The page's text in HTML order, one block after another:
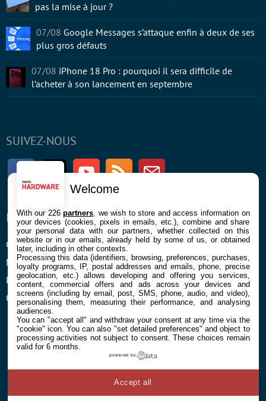
SUIVEZ-NOUS
FacebookTwitter Youtube RSS Newsletter
ENTREPRISE
Confidentialité et Cookies
Mentions légales et CGU
Préférences Cookies
Qui sommes nous
À PROPOS
Contact
pas la mise à jour ?
07/08 Google Messages s’attaque enfin à deux de ses
plus gros défauts
07/08 iPhone 18 Pro : pourquoi il sera difficile de
l’acheter à son lancement en septembre
Welcome
With our 226partners , we wish to store and access information on
your devices (cookies, pixels in emails, etc.), combine and share
your personal data with our partners, whether collected on this
website or in our emails, already held by some of us, or obtained
later, including in other contexts.
Processing this data (identifiers, browsing, preferences, purchases,
loyalty programs, IP, postal addresses and emails, phone, precise
geolocation, etc.) allows developing and offering you services,
content, commercial offers and ads across your devices and
screens (including by email, post, SMS, phone, audio, and video),
personalising them, measuring their performance, and analysing
audiences.
You can "accept all" and withdraw your consent at any time via the
"cookie" icon. You can also "set detailed preferences" and object to
processing activities not subject to consent. These choices remain
valid for 6 months.
powered by
Accept all